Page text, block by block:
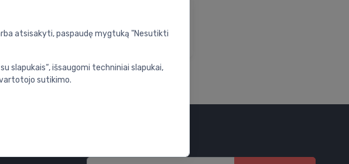
pagalbos centre
atsisakyti, paspaudę mygtuką "Nesutikti
slapukais“, išsaugomi techniniai slapukai,
sutikimo.